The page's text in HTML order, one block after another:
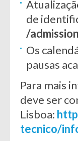
de
/
Os
pausas
Para mais
deve ser
Lisboa:
tecnico/